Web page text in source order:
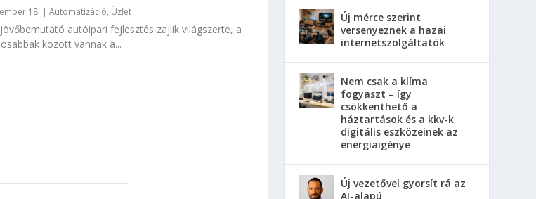
18. | Automatizáció, Üzlet
autóipari fejlesztés zajlik világszerte, a
között vannak a...
Új mérce szerint
versenyeznek a hazai
internetszolgáltatók
Nem csak a klíma
fogyaszt – így
csökkenthető a
háztartások és a kkv-k
digitális eszközeinek az
energiaigénye
Új vezetővel gyorsít rá az
AI-alapú